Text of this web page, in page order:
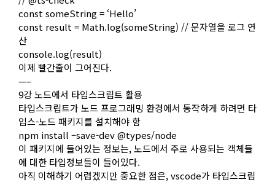
const someString = ‘Hello’
const result = Math.log(someString) // 문자열을 로그 연
산
console.log(result)
이제 빨간줄이 그어진다.
—–
9강 노드에서 타입스크립트 활용
타입스크립트가 노드 프로그래밍 환경에서 동작하게 하려면 타
입스-노드 패키지를 설치해야 함
npm install –save-dev @types/node
이 패키지에 들어있는 정보는, 노드에서 주로 사용되는 객체들
에 대한 타입정보들이 들어있다.
아직 이해하기 어렵겠지만 중요한 점은, vscode가 타입스크립